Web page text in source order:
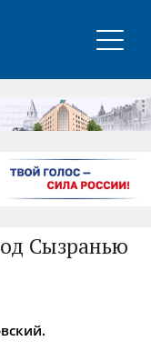
Сызранью